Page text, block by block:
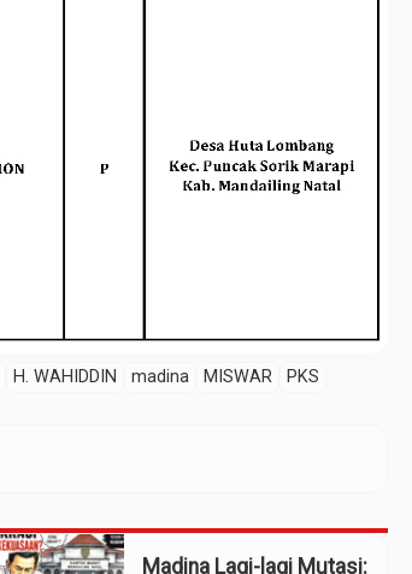
H. WAHIDDIN madina MISWAR
PKS
Madina Lagi-lagi Mutasi: